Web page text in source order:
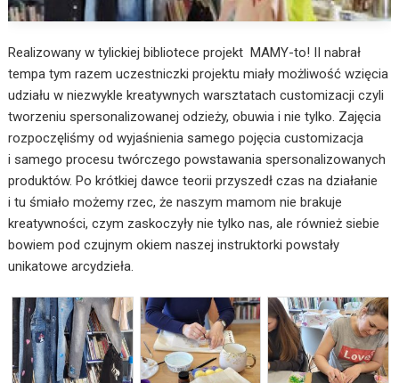
Realizowany w tylickiej bibliotece projekt MAMY-to! II nabrał
tempa tym razem uczestniczki projektu miały możliwość wzięcia
udziału w niezwykle kreatywnych warsztatach customizacji czyli
tworzeniu spersonalizowanej odzieży, obuwia i nie tylko. Zajęcia
rozpoczęliśmy od wyjaśnienia samego pojęcia customizacja
i samego procesu twórczego powstawania spersonalizowanych
produktów. Po krótkiej dawce teorii przyszedł czas na działanie
i tu śmiało możemy rzec, że naszym mamom nie brakuje
kreatywności, czym zaskoczyły nie tylko nas, ale również siebie
bowiem pod czujnym okiem naszej instruktorki powstały
unikatowe arcydzieła.